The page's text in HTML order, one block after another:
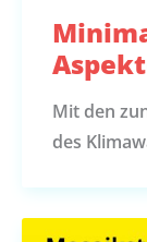
Mit den
des